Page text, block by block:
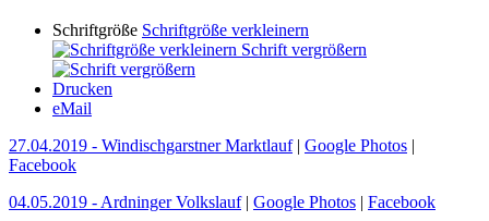
Schriftgröße Schriftgröße verkleinern
Schrift vergrößern
Drucken
eMail
27.04.2019 - Windischgarstner Marktlauf| Google Photos |
Facebook
04.05.2019 - Ardninger Volkslauf| Google Photos | Facebook